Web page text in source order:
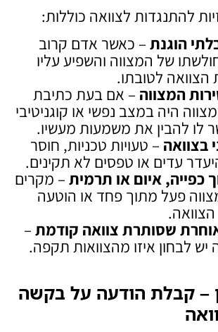
להתנגדות לצוואה כוללות:
הוגנת – כאשר אדם קרוב
של המצווה והשפיע עליו
לטובתו.
המצווה – אם בעת כתיבת
היה במצב נפשי או קוגניטיבי
לו להבין את משמעות מעשיו.
בצוואה – טעויות טכניות, חוסר
עדים או טפסים לא תקינים.
כפייה, איום או תרמית – מקרים
פעל מתוך פחד או הוטעה
הצוואה.
שסותרת צוואה קודמת –
לבחון איזו מהצוואות תקפה.
– קבלת הודעה על בקשה